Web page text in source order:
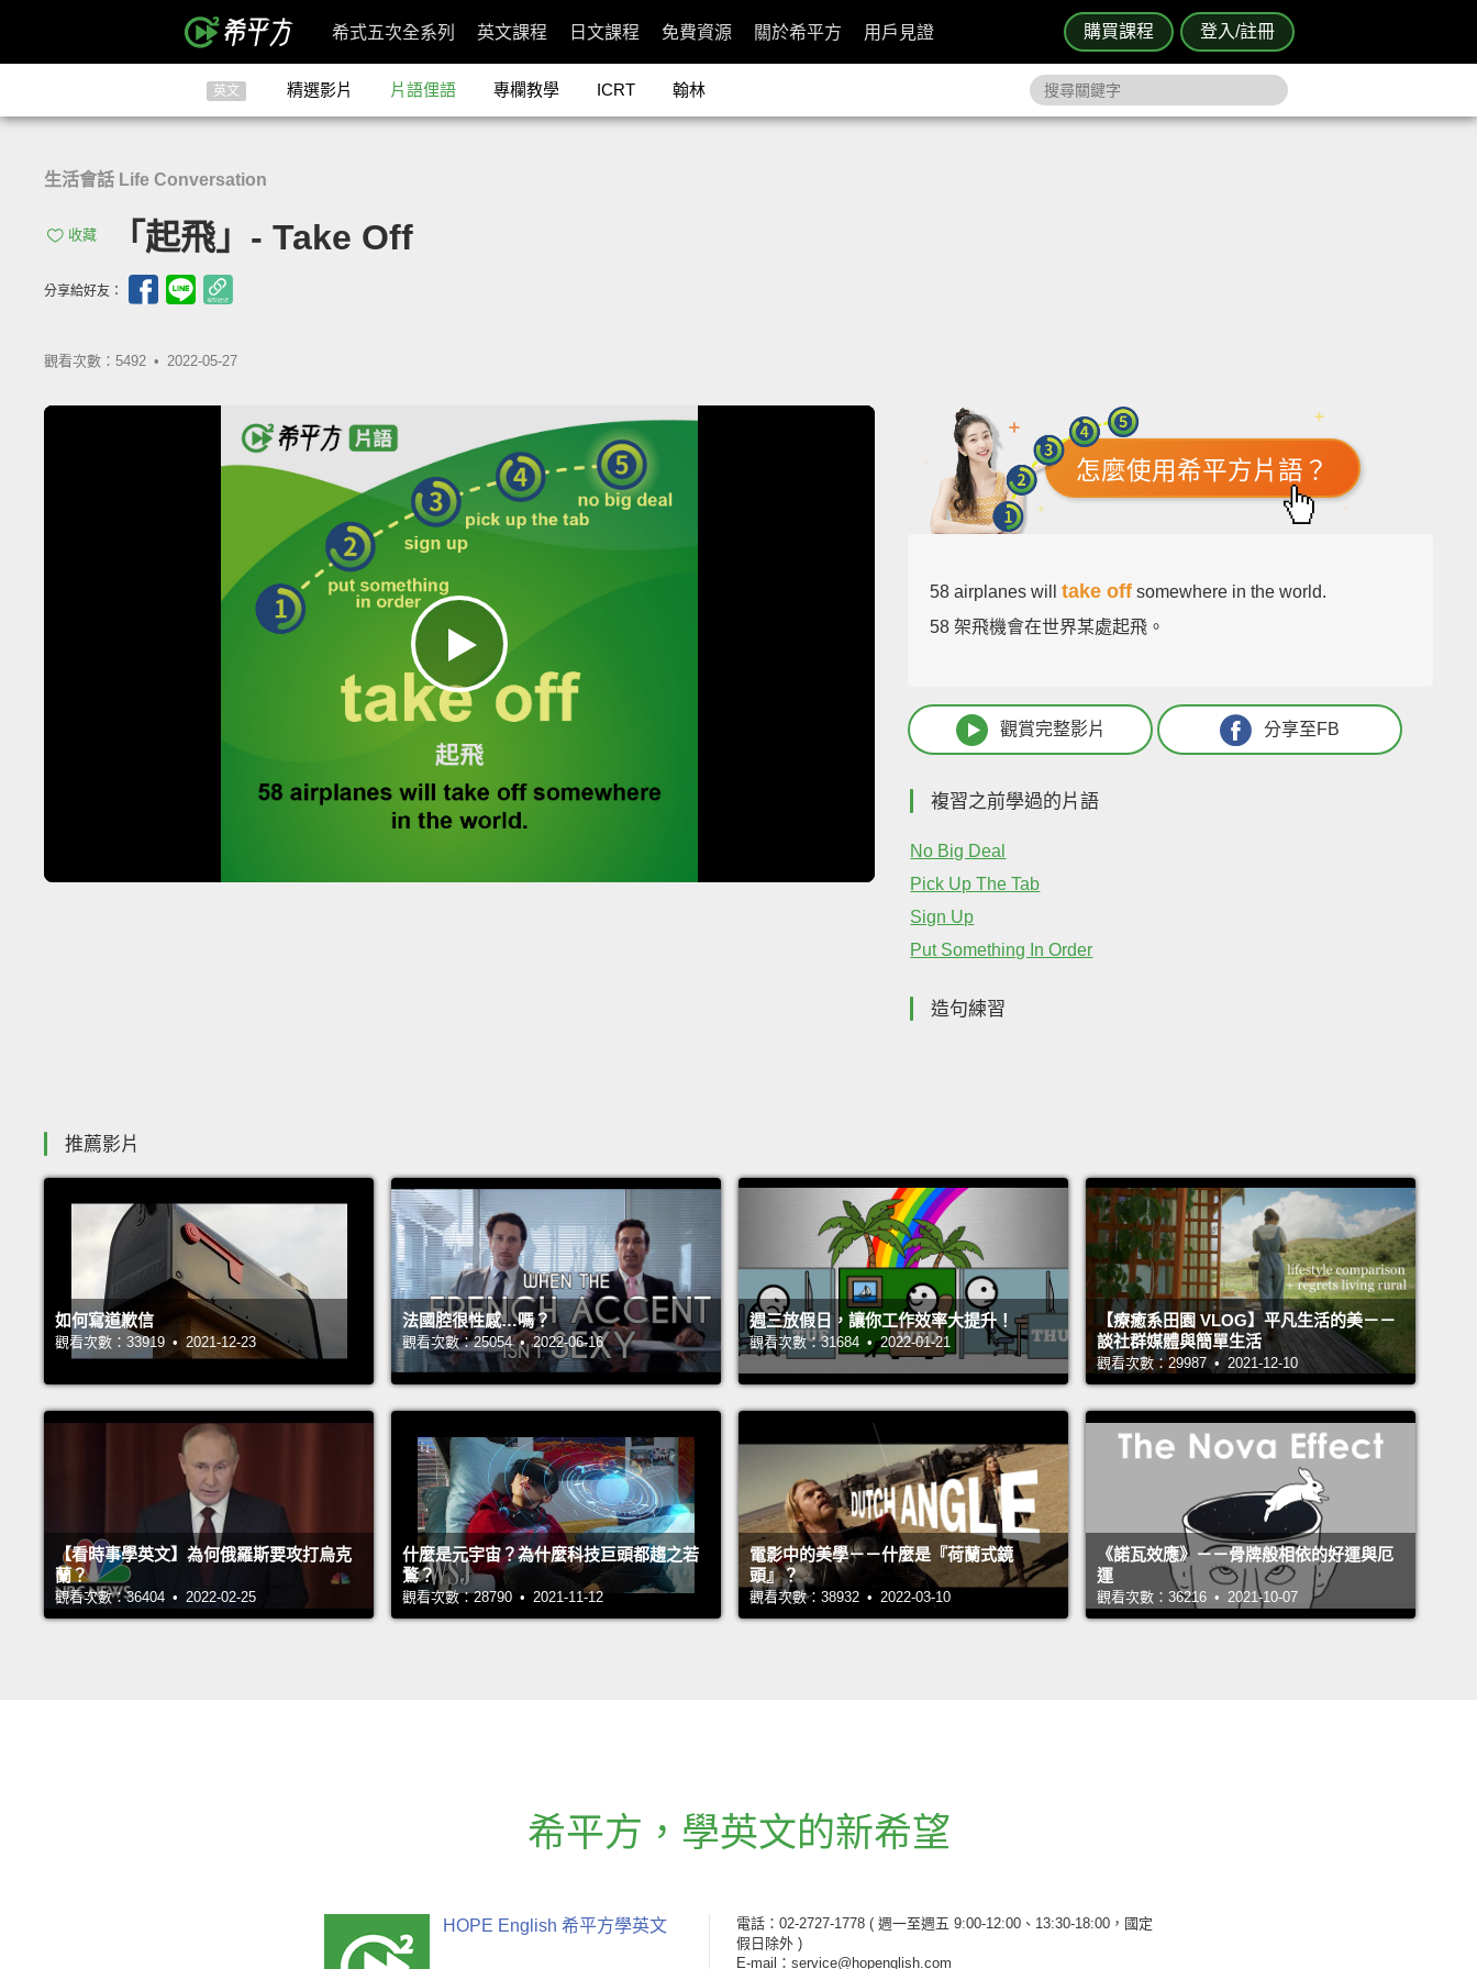
購買課程 登入/註冊
希式五次全系列 英文課程 日文課程 免費資源 關於希平方 用戶見證
英文 精選影片 片語俚語 專欄教學 ICRT 翰林
生活會話 Life Conversation
收藏 「起飛」- Take Off
分享給好友：
觀看次數：5492 • 2022-05-27
怎麼使用希平方片語？
58 airplanes willtake off somewhere in the world.
58 架飛機會在世界某處起飛。
觀賞完整影片 分享至FB
複習之前學過的片語
No Big Deal
Pick Up The Tab
Sign Up
Put Something In Order
造句練習
推薦影片
如何寫道歉信
觀看次數：33919 • 2021-12-23
法國腔很性感…嗎？
觀看次數：25054 • 2022-06-16
週三放假日，讓你工作效率大提升！
觀看次數：31684 • 2022-01-21
【療癒系田園 VLOG】平凡生活的美－－
談社群媒體與簡單生活
觀看次數：29987 • 2021-12-10
【看時事學英文】為何俄羅斯要攻打烏克
蘭？
觀看次數：36404 • 2022-02-25
什麼是元宇宙？為什麼科技巨頭都趨之若
鶩？
觀看次數：28790 • 2021-11-12
電影中的美學－－什麼是『荷蘭式鏡
頭』？
觀看次數：38932 • 2022-03-10
《諾瓦效應》－－骨牌般相依的好運與厄
運
觀看次數：36216 • 2021-10-07
希平方 ， 學英文的新希望
HOPE English 希平方學英文 電話：02-2727-1778 ( 週一至週五 9:00-12:00、13:30-18:00，國定
假日除外 )
E-mail：service@hopenglish.com